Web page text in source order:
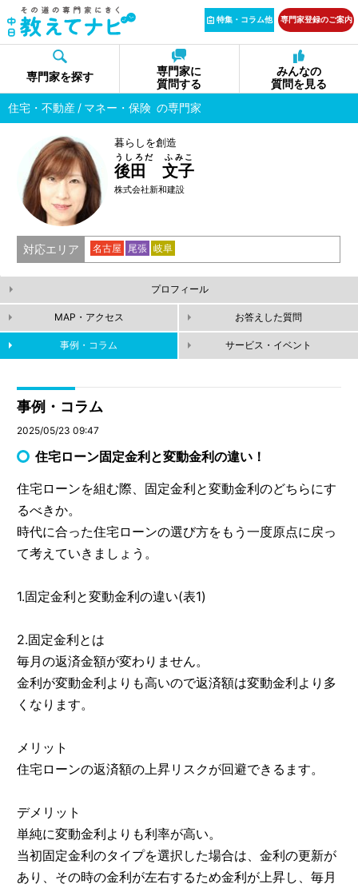
特集・コラム他 専門家登録のご案内
専門家を探す
専門家に
質問する
みんなの
質問を見る
住宅・不動産
マネー・保険 の専門家
暮らしを創造
後田 文子
うしろだ ふみこ
株式会社新和建設
対応エリア 名古屋 尾張 岐阜
プロフィール
MAP・アクセス お答えした質問
事例・コラム サービス・イベント
事例・コラム
2025/05/23 09:47
住宅ローン固定金利と変動金利の違い！
住宅ローンを組む際、固定金利と変動金利のどちらにす
るべきか。
時代に合った住宅ローンの選び方をもう一度原点に戻っ
て考えていきましょう。
1.固定金利と変動金利の違い(表1)
2.固定金利とは
毎月の返済金額が変わりません。
金利が変動金利よりも高いので返済額は変動金利より多
くなります。
メリット
住宅ローンの返済額の上昇リスクが回避できるます。
デメリット
単純に変動金利よりも利率が高い。
当初固定金利のタイプを選択した場合は、金利の更新が
あり、その時の金利が左右するため金利が上昇し、毎月